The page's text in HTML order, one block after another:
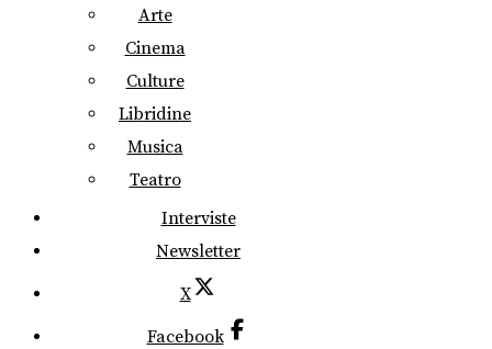
Arte
Cinema
Culture
Libridine
Musica
Teatro
Interviste
Newsletter
X
Facebook